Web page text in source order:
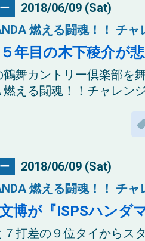
2018/06/09 (Sat)
燃える闘魂！！ チ
年目の木下稜介が
鶴舞カントリー倶楽部を
燃える闘魂！！チャレン
2018/06/09 (Sat)
燃える闘魂！！ チ
博が『ISPSハンダ
打差の９位タイからス